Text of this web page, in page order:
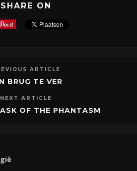
SHARE ON
ARTICLE
BRUG TE VER
NEXT ARTICLE
OF THE PHANTASM